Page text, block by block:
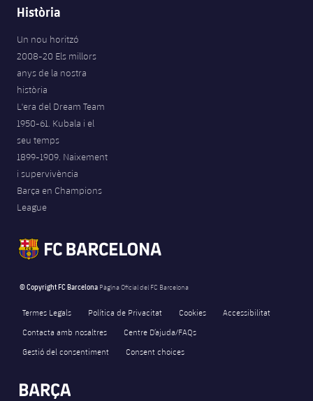
Història
Un nou horitzó
2008-20 Els millors
anys de la nostra
història
L'era del Dream Team
1950-61. Kubala i el
seu temps
1899-1909. Naixement
i supervivència
Barça en Champions
League
© Copyright FC Barcelona Pàgina Oficial del FC Barcelona
Termes Legals Política de Privacitat Cookies
Accessibilitat
Contacta amb nosaltres
Centre D’ajuda/FAQs
Gestió del consentiment
Consent choices